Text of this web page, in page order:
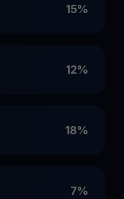
15%
12%
18%
7%